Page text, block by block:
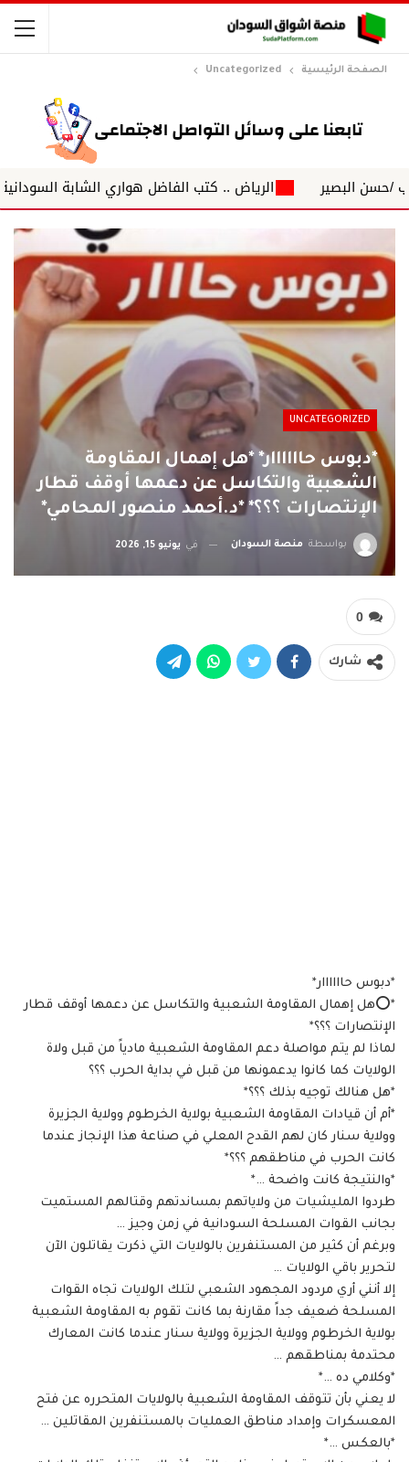
الصفحة الرئيسية Uncategorized
الرياض .. كتب الفاضل هواري الشابة السودانية رونق
UNCATEGORIZED
*دبوس حاااااار* *هل إهمال المقاومة
الشعبية والتكاسل عن دعمها أوقف قطار
الإنتصارات ؟؟؟* *د.أحمد منصور المحامي*
بواسطة منصة السودان في يونيو 15, 2026
0
شارك
*دبوس حاااااار*
*⭕هل إهمال المقاومة الشعبية والتكاسل عن دعمها أوقف قطار
الإنتصارات ؟؟؟*
لماذا لم يتم مواصلة دعم المقاومة الشعبية مادياً من قبل ولاة
الولايات كما كانوا يدعمونها من قبل في بداية الحرب ؟؟؟
*هل هنالك توجيه بذلك ؟؟؟*
*أم أن قيادات المقاومة الشعبية بولاية الخرطوم وولاية الجزيرة
وولاية سنار كان لهم القدح المعلي في صناعة هذا الإنجاز عندما
كانت الحرب في مناطقهم ؟؟؟*
*والنتيجة كانت واضحة …*
طردوا المليشيات من ولاياتهم بمساندتهم وقتالهم المستميت
بجانب القوات المسلحة السودانية في زمن وجيز …
وبرغم أن كثير من المستنفرين بالولايات التي ذكرت يقاتلون الآن
لتحرير باقي الولايات …
إلا أنني أري مردود المجهود الشعبي لتلك الولايات تجاه القوات
المسلحة ضعيف جداً مقارنة بما كانت تقوم به المقاومة الشعبية
بولاية الخرطوم وولاية الجزيرة وولاية سنار عندما كانت المعارك
محتدمة بمناطقهم …
*وكلامي ده …*
لا يعني بأن تتوقف المقاومة الشعبية بالولايات المتحرره عن فتح
المعسكرات وإمداد مناطق العمليات بالمستنفرين المقاتلين …
*بالعكس …*